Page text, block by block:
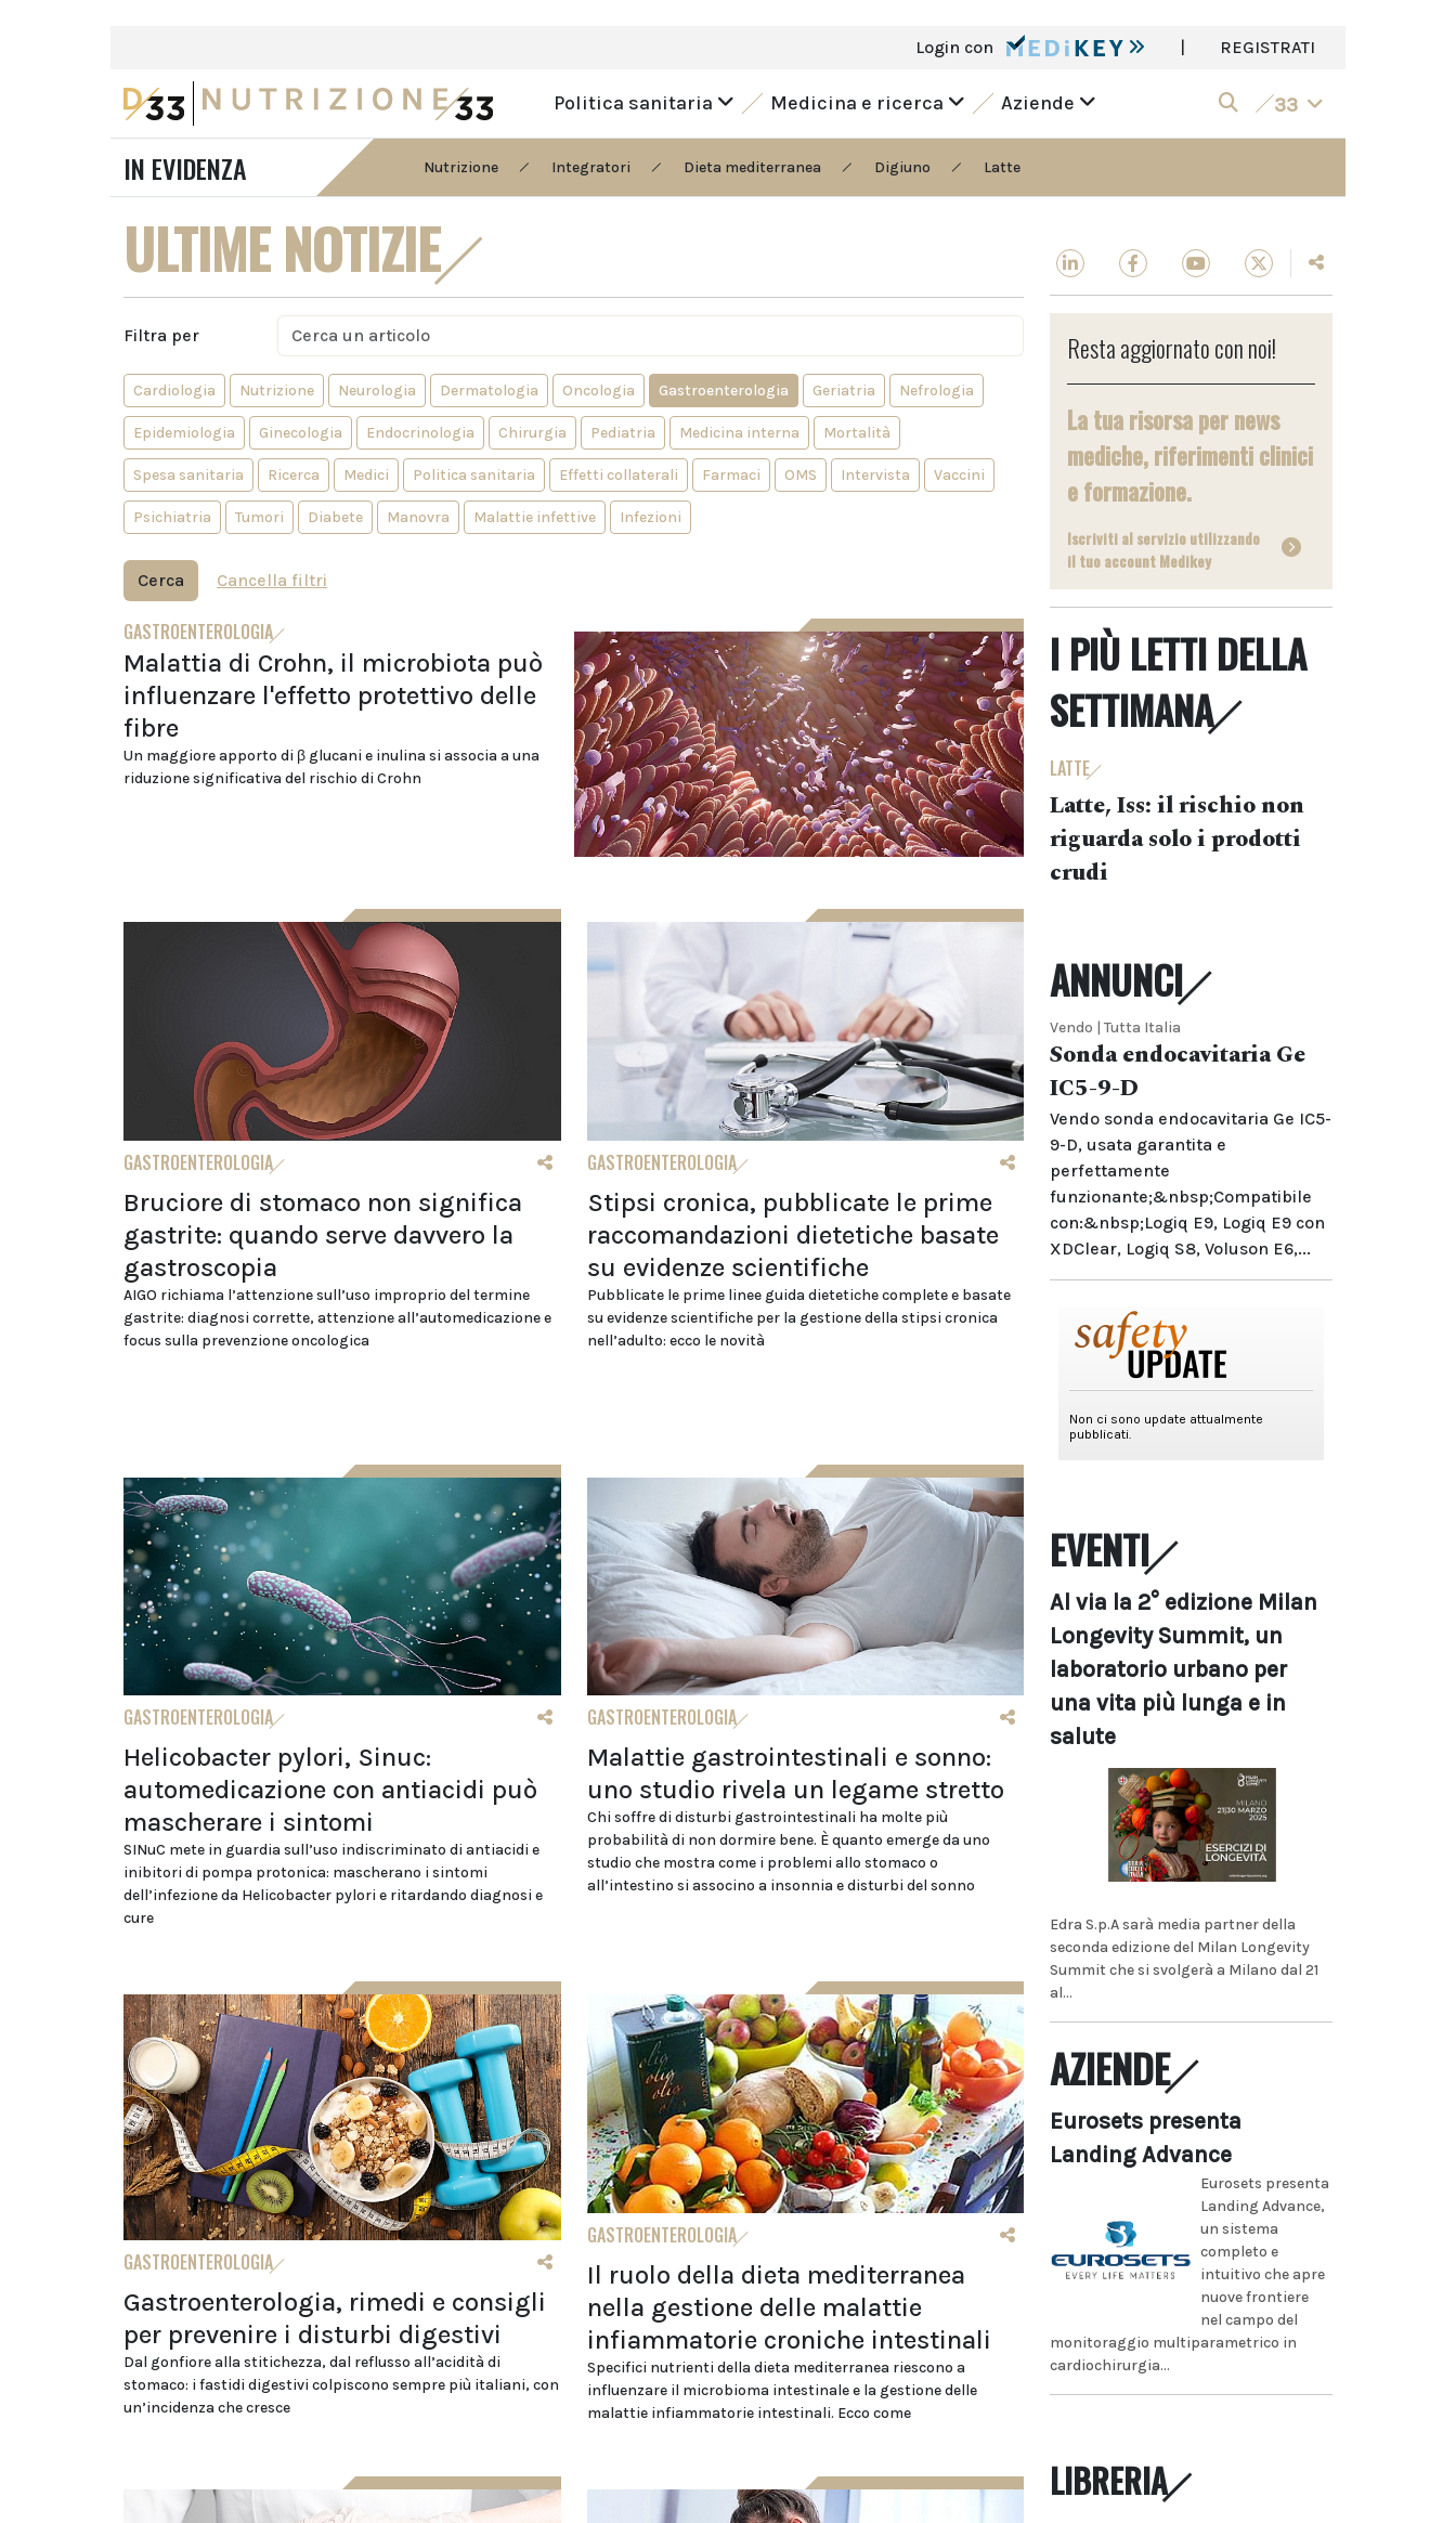
Login con | REGISTRATI
Politica sanitaria Medicina e ricerca Aziende 33
IN EVIDENZA Nutrizione Integratori Dieta mediterranea Digiuno Latte
ULTIME NOTIZIE
Filtra per
Cardiologia Nutrizione Neurologia Dermatologia Oncologia Gastroenterologia Geriatria Nefrologia
Epidemiologia Ginecologia Endocrinologia Chirurgia Pediatria Medicina interna Mortalità
Spesa sanitaria Ricerca Medici Politica sanitaria Effetti collaterali Farmaci OMS Intervista Vaccini
Psichiatria Tumori Diabete Manovra Malattie infettive Infezioni
Cerca Cancella filtri
GASTROENTEROLOGIA
Malattia di Crohn, il microbiota può
influenzare l'effetto protettivo delle
fibre
Un maggiore apporto di β glucani e inulina si associa a una
riduzione significativa del rischio di Crohn
GASTROENTEROLOGIA
Bruciore di stomaco non significa
gastrite: quando serve davvero la
gastroscopia
AIGO richiama l’attenzione sull’uso improprio del termine
gastrite: diagnosi corrette, attenzione all’automedicazione e
focus sulla prevenzione oncologica
GASTROENTEROLOGIA
Stipsi cronica, pubblicate le prime
raccomandazioni dietetiche basate
su evidenze scientifiche
Pubblicate le prime linee guida dietetiche complete e basate
su evidenze scientifiche per la gestione della stipsi cronica
nell’adulto: ecco le novità
GASTROENTEROLOGIA
Helicobacter pylori, Sinuc:
automedicazione con antiacidi può
mascherare i sintomi
SINuC mete in guardia sull’uso indiscriminato di antiacidi e
inibitori di pompa protonica: mascherano i sintomi
dell’infezione da Helicobacter pylori e ritardando diagnosi e
cure
GASTROENTEROLOGIA
Malattie gastrointestinali e sonno:
uno studio rivela un legame stretto
Chi soffre di disturbi gastrointestinali ha molte più
probabilità di non dormire bene. È quanto emerge da uno
studio che mostra come i problemi allo stomaco o
all’intestino si associno a insonnia e disturbi del sonno
GASTROENTEROLOGIA
Gastroenterologia, rimedi e consigli
per prevenire i disturbi digestivi
Dal gonfiore alla stitichezza, dal reflusso all’acidità di
stomaco: i fastidi digestivi colpiscono sempre più italiani, con
un’incidenza che cresce
GASTROENTEROLOGIA
Il ruolo della dieta mediterranea
nella gestione delle malattie
infiammatorie croniche intestinali
Specifici nutrienti della dieta mediterranea riescono a
influenzare il microbioma intestinale e la gestione delle
malattie infiammatorie intestinali. Ecco come
Resta aggiornato con noi!
La tua risorsa per news
mediche, riferimenti clinici
e formazione.
Iscriviti al servizio utilizzando
il tuo account Medikey
I PIÙ LETTI DELLA
SETTIMANA
LATTE
Latte, Iss: il rischio non
riguarda solo i prodotti
crudi
ANNUNCI
Vendo | Tutta Italia
Sonda endocavitaria Ge
IC5-9-D
Vendo sonda endocavitaria Ge IC5-
9-D, usata garantita e
perfettamente
funzionante;&nbsp;Compatibile
con:&nbsp;Logiq E9, Logiq E9 con
XDClear, Logiq S8, Voluson E6,...
EVENTI
Al via la 2° edizione Milan
Longevity Summit, un
laboratorio urbano per
una vita più lunga e in
salute
Edra S.p.A sarà media partner della
seconda edizione del Milan Longevity
Summit che si svolgerà a Milano dal 21
al...
AZIENDE
Eurosets presenta
Landing Advance
Eurosets presenta
Landing Advance,
un sistema
completo e
intuitivo che apre
nuove frontiere
nel campo del
monitoraggio multiparametrico in
cardiochirurgia...
LIBRERIA